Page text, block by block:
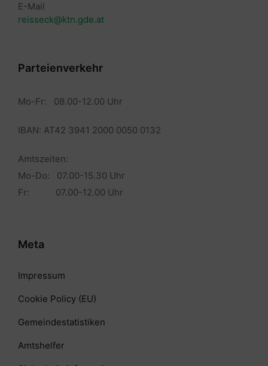
E-Mail
reisseck@ktn.gde.at
Parteienverkehr
Mo-Fr: 08.00-12.00 Uhr
IBAN: AT42 3941 2000 0050 0132
Amtszeiten:
Mo-Do: 07.00-15.30 Uhr
Fr: 07.00-12.00 Uhr
Meta
Impressum
Cookie Policy (EU)
Gemeindestatistiken
Amtshelfer